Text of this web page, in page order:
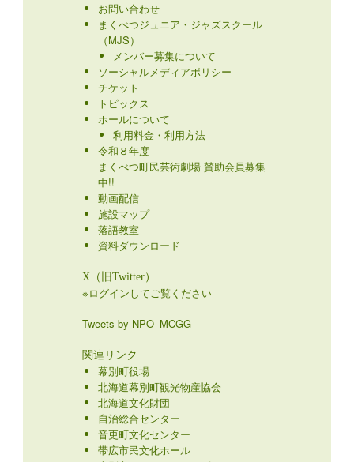
お問い合わせ
まくべつジュニア・ジャズスクール
（MJS）
メンバー募集について
ソーシャルメディアポリシー
チケット
トピックス
ホールについて
利用料金・利用方法
令和８年度
まくべつ町民芸術劇場 賛助会員募集
中!!
動画配信
施設マップ
落語教室
資料ダウンロード
X（旧Twitter）
※ログインしてご覧ください
Tweets by NPO_MCGG
関連リンク
幕別町役場
北海道幕別町観光物産協会
北海道文化財団
自治総合センター
音更町文化センター
帯広市民文化ホール